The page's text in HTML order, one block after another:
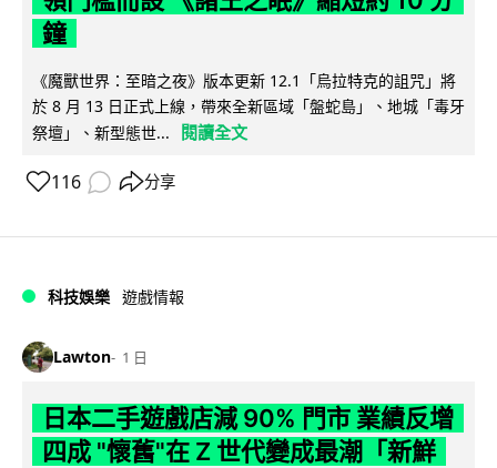
鐘
《魔獸世界：至暗之夜》版本更新 12.1「烏拉特克的詛咒」將
於 8 月 13 日正式上線，帶來全新區域「盤蛇島」、地城「毒牙
祭壇」、新型態世...
閱讀全文
116 分享
科技娛樂 遊戲情報
Lawton 1 日
日本二手遊戲店減 90% 門市 業績反增
四成 "懷舊"在 Z 世代變成最潮「新鮮